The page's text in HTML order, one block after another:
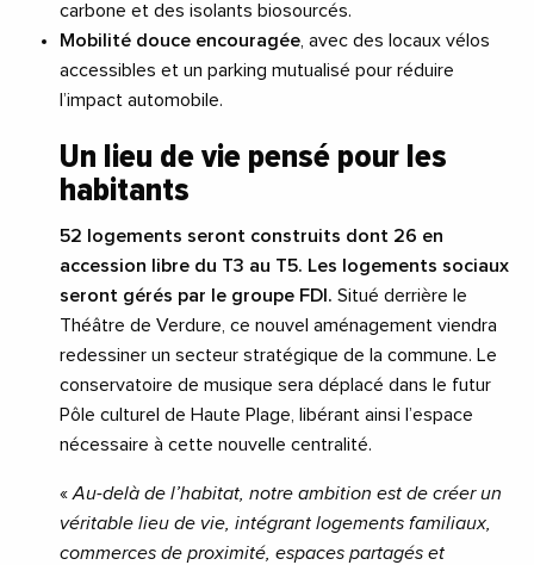
carbone et des isolants biosourcés.
Mobilité douce encouragée , avec des locaux vélos
accessibles et un parking mutualisé pour réduire
l’impact automobile.
Un lieu de vie pensé pour les
habitants
52 logements seront construits dont 26 en
accession libre du T3 au T5. Les logements sociaux
seront gérés par le groupe FDI. Situé derrière le
Théâtre de Verdure, ce nouvel aménagement viendra
redessiner un secteur stratégique de la commune. Le
conservatoire de musique sera déplacé dans le futur
Pôle culturel de Haute Plage, libérant ainsi l’espace
nécessaire à cette nouvelle centralité.
« Au-delà de l’habitat, notre ambition est de créer un
véritable lieu de vie, intégrant logements familiaux,
commerces de proximité, espaces partagés et